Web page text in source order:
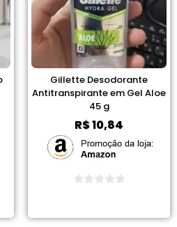
Gillette Desodorante
Antitranspirante em Gel Aloe
45 g
R$10,84